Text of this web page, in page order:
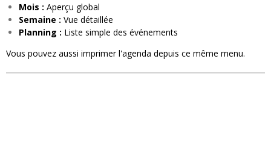
Mois : Aperçu global
Semaine : Vue détaillée
Planning : Liste simple des événements
Vous pouvez aussi imprimer l'agenda depuis ce même menu.